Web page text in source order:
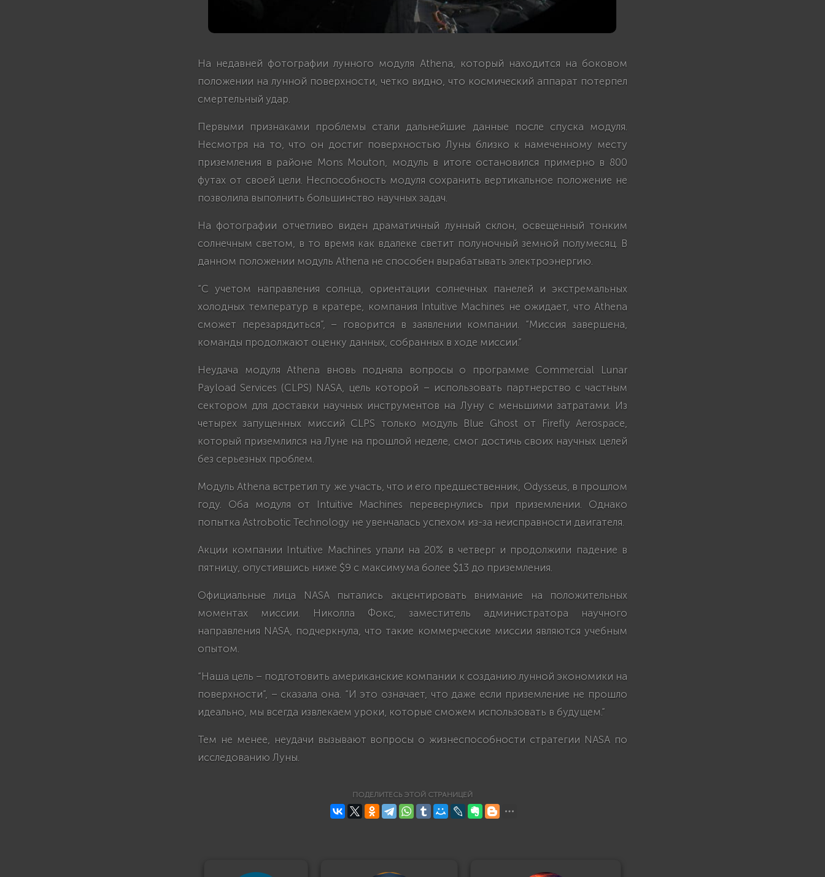
На недавней фотографии лунного модуля Athena, который находится на боковом
положении на лунной поверхности, четко видно, что космический аппарат потерпел
смертельный удар.
Первыми признаками проблемы стали дальнейшие данные после спуска модуля.
Несмотря на то, что он достиг поверхностью Луны близко к намеченному месту
приземления в районе Mons Mouton, модуль в итоге остановился примерно в 800
футах от своей цели. Неспособность модуля сохранить вертикальное положение не
позволила выполнить большинство научных задач.
На фотографии отчетливо виден драматичный лунный склон, освещенный тонким
солнечным светом, в то время как вдалеке светит полуночный земной полумесяц. В
данном положении модуль Athena не способен вырабатывать электроэнергию.
“С учетом направления солнца, ориентации солнечных панелей и экстремальных
холодных температур в кратере, компания Intuitive Machines не ожидает, что Athena
сможет перезарядиться”, – говорится в заявлении компании. “Миссия завершена,
команды продолжают оценку данных, собранных в ходе миссии.”
Неудача модуля Athena вновь подняла вопросы о программе Commercial Lunar
Payload Services (CLPS) NASA, цель которой – использовать партнерство с частным
сектором для доставки научных инструментов на Луну с меньшими затратами. Из
четырех запущенных миссий CLPS только модуль Blue Ghost от Firefly Aerospace,
который приземлился на Луне на прошлой неделе, смог достичь своих научных целей
без серьезных проблем.
Модуль Athena встретил ту же участь, что и его предшественник, Odysseus, в прошлом
году. Оба модуля от Intuitive Machines перевернулись при приземлении. Однако
попытка Astrobotic Technology не увенчалась успехом из-за неисправности двигателя.
Акции компании Intuitive Machines упали на 20% в четверг и продолжили падение в
пятницу, опустившись ниже $9 с максимума более $13 до приземления.
Официальные лица NASA пытались акцентировать внимание на положительных
моментах миссии. Николла Фокс, заместитель администратора научного
направления NASA, подчеркнула, что такие коммерческие миссии являются учебным
опытом.
“Наша цель – подготовить американские компании к созданию лунной экономики на
поверхности”, – сказала она. “И это означает, что даже если приземление не прошло
идеально, мы всегда извлекаем уроки, которые сможем использовать в будущем.”
Тем не менее, неудачи вызывают вопросы о жизнеспособности стратегии NASA по
исследованию Луны.
ПОДЕЛИТЕСЬ ЭТОЙ СТРАНИЦЕЙ